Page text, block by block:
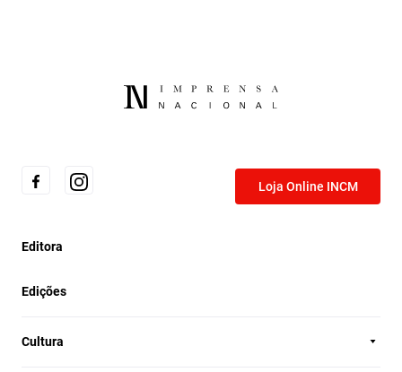
Loja Online INCM
Editora
Edições
Cultura